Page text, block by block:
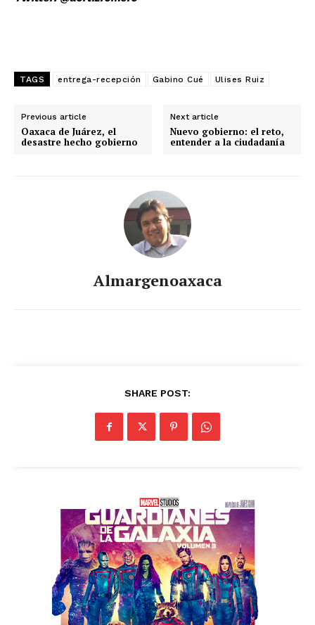
TAGS entrega-recepción Gabino Cué Ulises Ruiz
Previous article
Oaxaca de Juárez, el
desastre hecho gobierno
Next article
Nuevo gobierno: el reto,
entender a la ciudadanía
Almargenoaxaca
SHARE POST: